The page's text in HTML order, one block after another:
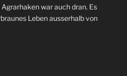
war auch dran. Es
Leben ausserhalb von